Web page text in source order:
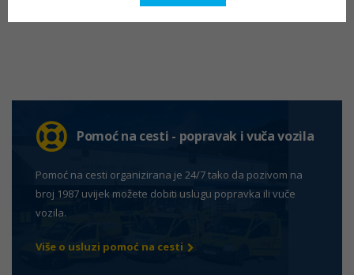
Pomoć na cesti - popravak i vuča vozila
Pomoć na cesti organizirana je 24/7 tako da pozivom na
broj 1987 uvijek možete dobiti uslugu popravka ili vuče
vozila.
Više o usluzi pomoć na cesti